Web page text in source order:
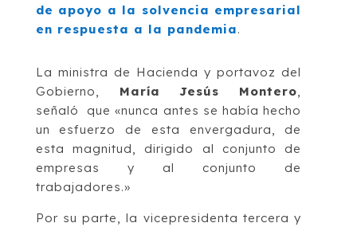
de apoyo a la solvencia empresarial
en respuesta a la pandemia.
La ministra de Hacienda y portavoz del
Gobierno, María Jesús Montero,
señaló que «nunca antes se había hecho
un esfuerzo de esta envergadura, de
esta magnitud, dirigido al conjunto de
empresas y al conjunto de
trabajadores.»
Por su parte, la vicepresidenta tercera y